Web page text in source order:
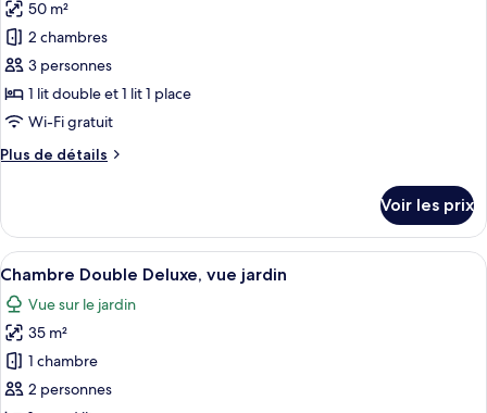
photos
pour
ce
type
de
chambre :
Suite
jardin
50 m²
2 chambres
3 personnes
1 lit double et 1 lit 1 place
Wi-Fi gratuit
Plus de détails
Plus
le
type
de
chambre
Suite
Luxe,
vue
jardin
Voir les prix
Afficher
toutes
les
photos
pour
ce
Une chambre à coucher avec un
6
Chambre Double Deluxe, vue jardin
Vue sur le jardin
35 m²
1 chambre
2 personnes